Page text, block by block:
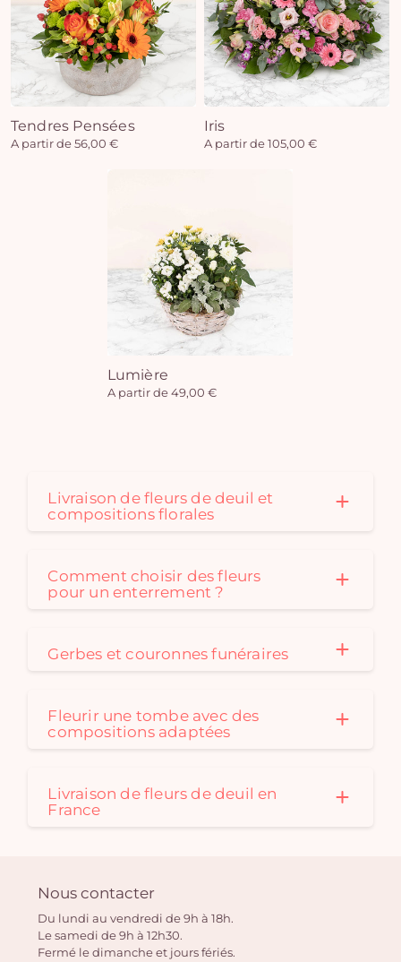
Tendres Pensées
A partir de 56,00 €
Iris
A partir de 105,00 €
Lumière
A partir de 49,00 €
Livraison de fleurs de deuil et
compositions florales
Comment choisir des fleurs
pour un enterrement ?
Gerbes et couronnes funéraires
Fleurir une tombe avec des
compositions adaptées
Livraison de fleurs de deuil en
France
Nous contacter
Du lundi au vendredi de 9h à 18h.
Le samedi de 9h à 12h30.
Fermé le dimanche et jours fériés.